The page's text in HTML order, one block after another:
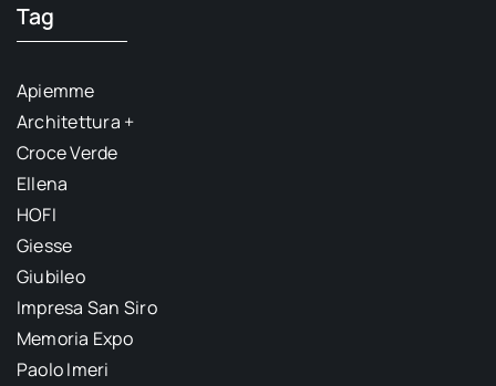
Tag
Apiemme
Architettura +
Croce Verde
Ellena
HOFI
Giesse
Giubileo
Impresa San Siro
Memoria Expo
Paolo Imeri